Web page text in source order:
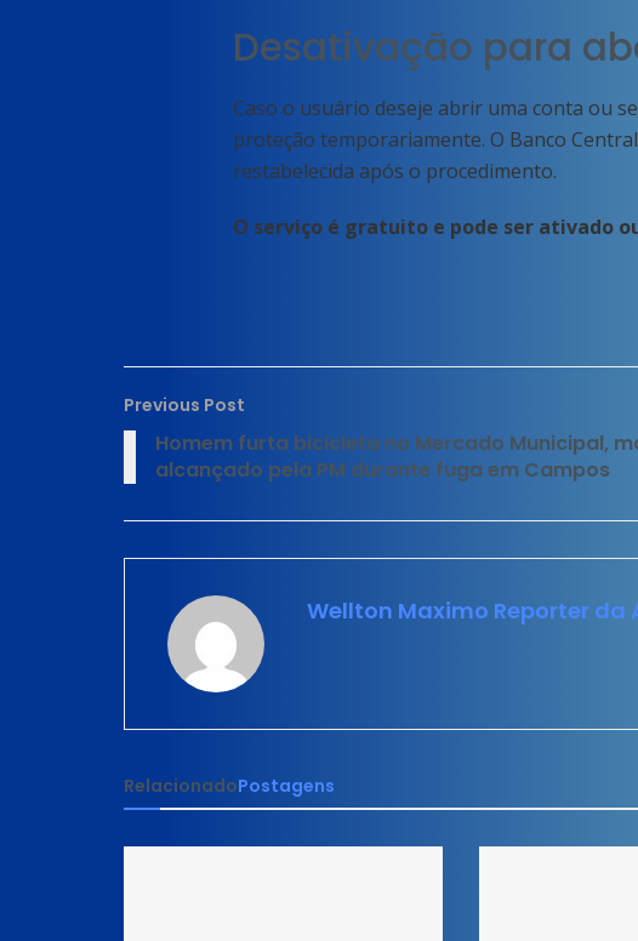
Desativação para
Caso o usuário deseje abrir uma conta ou
proteção temporariamente. O Banco
restabelecida após o procedimento.
O serviço é gratuito e pode ser ativado
Previous Post
Homem furta bicicleta no Mercado Municipal,
alcançado pela PM durante fuga em Campos
Wellton Maximo Reporter da
RelacionadoPostagens